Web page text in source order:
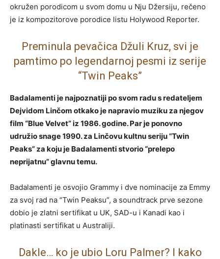
okružen porodicom u svom domu u Nju Džersiju, rečeno
je iz kompozitorove porodice listu Holywood Reporter.
Preminula pevačica Džuli Kruz, svi je
pamtimo po legendarnoj pesmi iz serije
“Twin Peaks”
Badalamenti je najpoznatiji po svom radu s redateljem
Dejvidom Linčom otkako je napravio muziku za njegov
film “Blue Velvet” iz 1986. godine. Par je ponovno
udružio snage 1990. za Linčovu kultnu seriju “Twin
Peaks” za koju je Badalamenti stvorio “prelepo
neprijatnu” glavnu temu.
Badalamenti je osvojio Grammy i dve nominacije za Emmy
za svoj rad na “Twin Peaksu”, a soundtrack prve sezone
dobio je zlatni sertifikat u UK, SAD-u i Kanadi kao i
platinasti sertifikat u Australiji.
Dakle… ko je ubio Loru Palmer? I kako